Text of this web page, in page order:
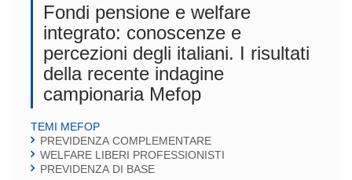
Fondi pensione e welfare
integrato: conoscenze e
percezioni degli italiani. I risultati
della recente indagine
campionaria Mefop
TEMI MEFOP
PREVIDENZA COMPLEMENTARE
WELFARE LIBERI PROFESSIONISTI
PREVIDENZA DI BASE